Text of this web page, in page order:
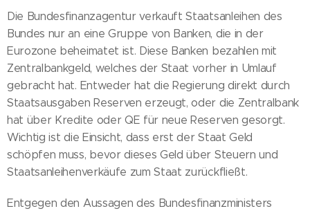
Die Bundesfinanzagentur verkauft Staatsanleihen des
Bundes nur an eine Gruppe von Banken, die in der
Eurozone beheimatet ist. Diese Banken bezahlen mit
Zentralbankgeld, welches der Staat vorher in Umlauf
gebracht hat. Entweder hat die Regierung direkt durch
Staatsausgaben Reserven erzeugt, oder die Zentralbank
hat über Kredite oder QE für neue Reserven gesorgt.
Wichtig ist die Einsicht, dass erst der Staat Geld
schöpfen muss, bevor dieses Geld über Steuern und
Staatsanleihenverkäufe zum Staat zurückfließt.
Entgegen den Aussagen des Bundesfinanzministers